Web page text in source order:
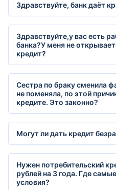
Здравствуйте, банк даёт
Здравствуйте,у вас есть
банка?У меня не
кредит?
Сестра по браку сменила
не поменяла, по этой
кредите. Это законно?
Могут ли дать кредит
Нужен потребительский
рублей на 3 года. Где
условия?